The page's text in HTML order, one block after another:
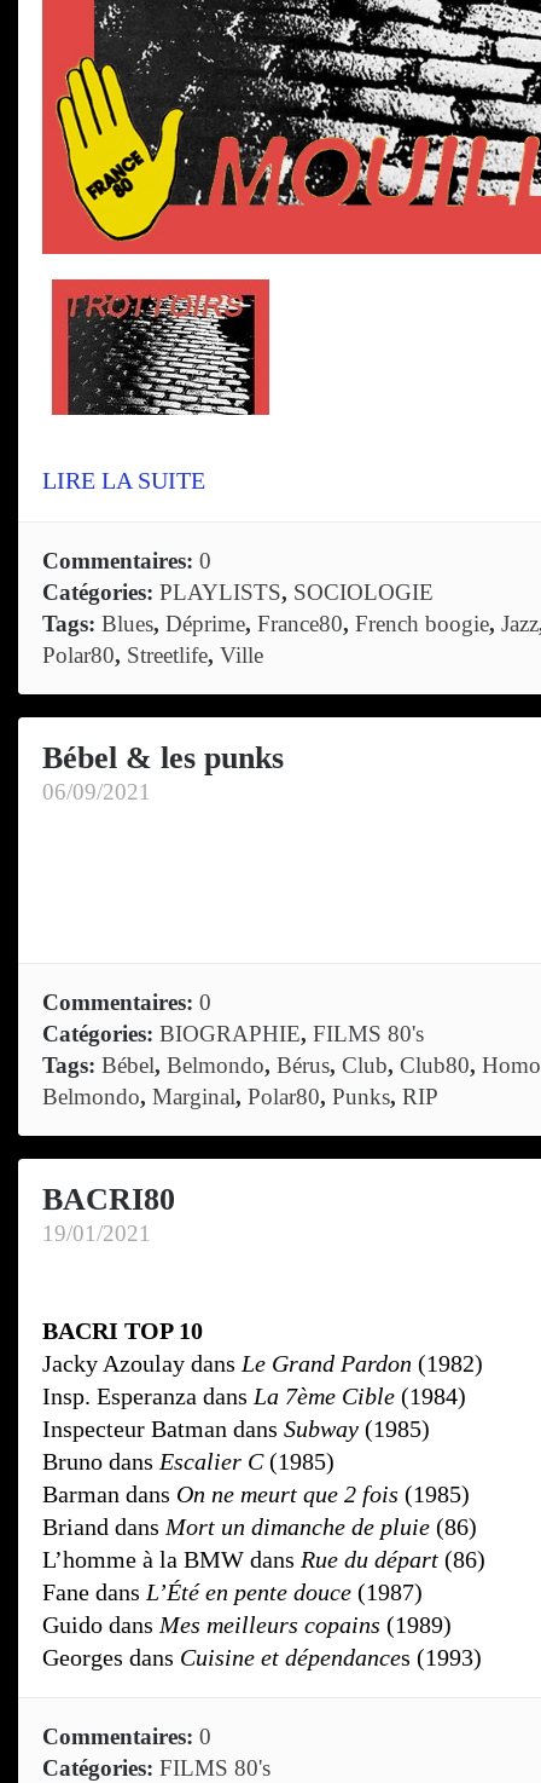
LIRE LA SUITE
Commentaires: 0
Catégories: PLAYLISTS, SOCIOLOGIE
Tags: Blues, Déprime, France80, French boogie, Jazz
Polar80, Streetlife, Ville
Bébel & les punks
06/09/2021
Commentaires: 0
Catégories: BIOGRAPHIE, FILMS 80's
Tags: Bébel, Belmondo, Bérus, Club, Club80,
Belmondo, Marginal, Polar80, Punks, RIP
BACRI80
19/01/2021
BACRI TOP 10
Jacky Azoulay dans Le Grand Pardon (1982)
Insp. Esperanza dans La 7ème Cible (1984)
Inspecteur Batman dans Subway (1985)
Bruno dans Escalier C(1985)
Barman dans On ne meurt que 2 fois (1985)
Briand dans Mort un dimanche de pluie (86)
L’homme à la BMW dans Rue du départ (86)
Fane dans L’Été en pente douce (1987)
Guido dans Mes meilleurs copains (1989)
Georges dans Cuisine et dépendances (1993)
Commentaires: 0
Catégories: FILMS 80's